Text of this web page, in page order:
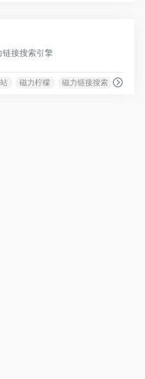
链接搜索引擎
磁力柠檬 磁力链接搜索